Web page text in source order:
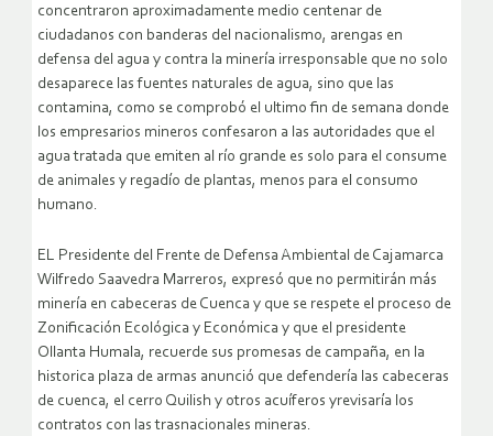
concentraron aproximadamente medio centenar de
ciudadanos con banderas del nacionalismo, arengas en
defensa del agua y contra la minería irresponsable que no solo
desaparece las fuentes naturales de agua, sino que las
contamina, como se comprobó el ultimo fin de semana donde
los empresarios mineros confesaron a las autoridades que el
agua tratada que emiten al río grande es solo para el consume
de animales y regadío de plantas, menos para el consumo
humano.
EL Presidente del Frente de Defensa Ambiental de Cajamarca
Wilfredo Saavedra Marreros, expresó que no permitirán más
minería en cabeceras de Cuenca y que se respete el proceso de
Zonificación Ecológica y Económica y que el presidente
Ollanta Humala, recuerde sus promesas de campaña, en la
historica plaza de armas anunció que defendería las cabeceras
de cuenca, el cerro Quilish y otros acuíferos yrevisaría los
contratos con las trasnacionales mineras.